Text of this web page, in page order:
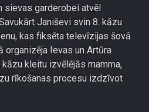
sievas garderobei atvēl
Janiševi svin 8. kāzu
kas fiksēta televīzijas šovā
organizēja Ievas un Artūra
kleitu izvēlējās mamma,
rīkošanas procesu izdzīvot